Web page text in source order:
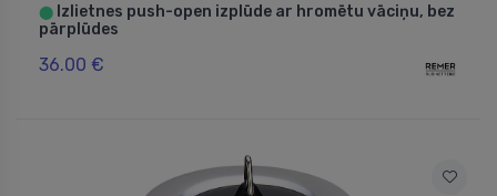
⬤ Izlietnes push-open izplūde ar hromētu vāciņu, bez
pārplūdes
36.00 €